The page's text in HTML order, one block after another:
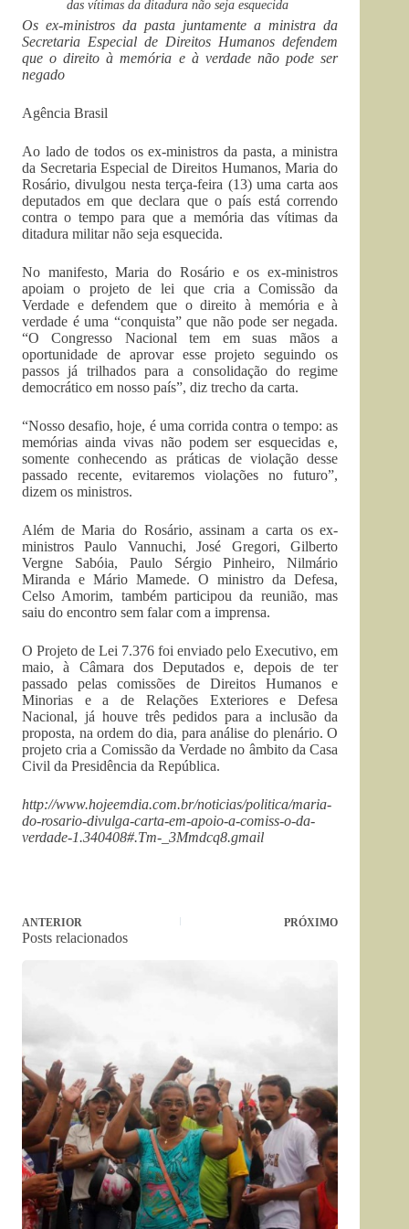
das vítimas da ditadura não seja esquecida
Os ex-ministros da pasta juntamente a ministra da
Secretaria Especial de Direitos Humanos defendem
que o direito à memória e à verdade não pode ser
negado
Agência Brasil
Ao lado de todos os ex-ministros da pasta, a ministra
da Secretaria Especial de Direitos Humanos, Maria do
Rosário, divulgou nesta terça-feira (13) uma carta aos
deputados em que declara que o país está correndo
contra o tempo para que a memória das vítimas da
ditadura militar não seja esquecida.
No manifesto, Maria do Rosário e os ex-ministros
apoiam o projeto de lei que cria a Comissão da
Verdade e defendem que o direito à memória e à
verdade é uma “conquista” que não pode ser negada.
“O Congresso Nacional tem em suas mãos a
oportunidade de aprovar esse projeto seguindo os
passos já trilhados para a consolidação do regime
democrático em nosso país”, diz trecho da carta.
“Nosso desafio, hoje, é uma corrida contra o tempo: as
memórias ainda vivas não podem ser esquecidas e,
somente conhecendo as práticas de violação desse
passado recente, evitaremos violações no futuro”,
dizem os ministros.
Além de Maria do Rosário, assinam a carta os ex-
ministros Paulo Vannuchi, José Gregori, Gilberto
Vergne Sabóia, Paulo Sérgio Pinheiro, Nilmário
Miranda e Mário Mamede. O ministro da Defesa,
Celso Amorim, também participou da reunião, mas
saiu do encontro sem falar com a imprensa.
O Projeto de Lei 7.376 foi enviado pelo Executivo, em
maio, à Câmara dos Deputados e, depois de ter
passado pelas comissões de Direitos Humanos e
Minorias e a de Relações Exteriores e Defesa
Nacional, já houve três pedidos para a inclusão da
proposta, na ordem do dia, para análise do plenário. O
projeto cria a Comissão da Verdade no âmbito da Casa
Civil da Presidência da República.
http://www.hojeemdia.com.br/noticias/politica/maria-
do-rosario-divulga-carta-em-apoio-a-comiss-o-da-
verdade-1.340408#.Tm-_3Mmdcq8.gmail
ANTERIOR PRÓXIMO
Posts relacionados